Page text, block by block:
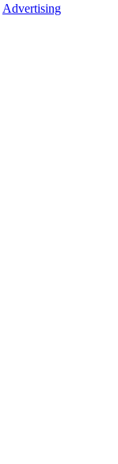
Advertising